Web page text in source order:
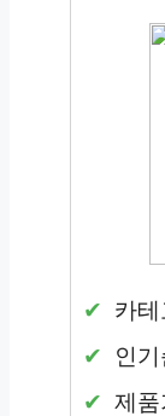
카
인
제품